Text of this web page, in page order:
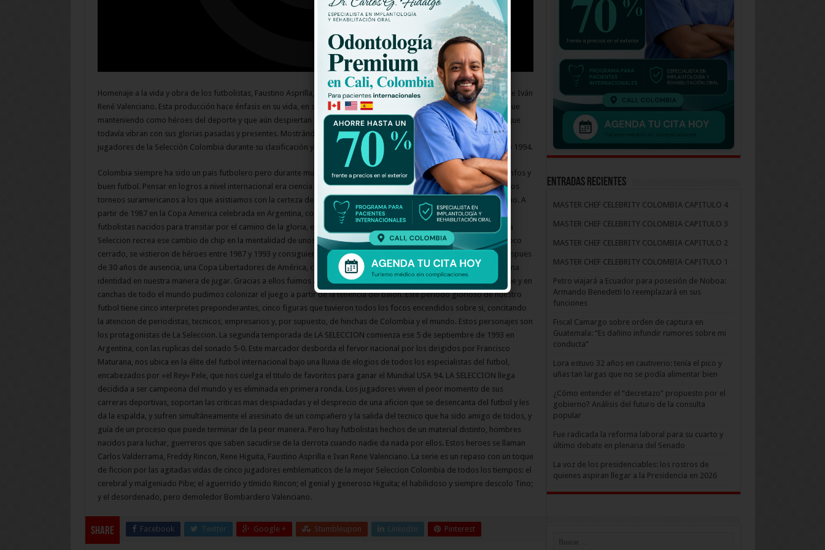
Homenaje a la vida y obra de los futbolistas, Faustino Asprilla, Carlos ‘El Pibe’ Valderrama, René Higuita, Freddy Rincón e Iván
René Valenciano. Esta producción hace énfasis en su vida, en sus amores, en sus familias, en toda la pasión que los sigue
manteniendo como héroes del deporte y que aún despiertan las más intensas emociones en todas las generaciones que
todavía vibran con sus glorias pasadas y presentes. ​Mostrándonos todas las situaciones que tuvieron que pasar los
jugadores de la Selección Colombia durante su clasificación y posterior participación en la Copa Mundial de Fútbol de 1994.
Colombia siempre ha sido un pais futbolero pero durante muchos años debió resignarse a tener mas afición que triunfos y
buen futbol. Pensar en logros a nivel internacional era ciencia ficción para nosotros. eramos un formalismo en todos los
torneos suramericanos a los que asistiamos con la certeza de que no ganariamos nada. Pero esa triste realidad cambio. A
partir de 1987 en la Copa America celebrada en Argentina, con Francisco Maturana como tecnico y con un grupo de
futbolistas nacidos para transitar por el camino de la gloria, el futbol colombiano fue épico y marco época. La serie La
Seleccion recrea ese cambio de chip en la mentalidad de unos hombres comunes y corrientes que, unidos como un poco
cerrado, se vistieron de héroes entre 1987 y 1993 y consiguieron lo que parecía imposible: el regreso a un mundial despues
de 30 años de ausencia, una Copa Libertadores de América, contratos para jugar en clubes europeos y, sobre todo, una
identidad en nuestra manera de jugar. Gracias a ellos fuimos admirados y reconocidos como el futbol del toque-toque y en
canchas de todo el mundo pudimos colonizar el juego a partir de la tenencia del balon. Este periodo glorioso de nuestro
futbol tiene cinco interpretes preponderantes, cinco figuras que tuvieron todos los focos encendidos sobre si, concitando
la atencion de periodistas, tecnicos, empresarios y, por supuesto, de hinchas de Colombia y el mundo. Estos personajes son
los protagonistas de La Seleccion. La segunda temporada de LA SELECCION comienza ese 5 de septiembre de 1993 en
Argentina, con las ruplicas del sonado 5-0. Este marcador desborda el fervor nacional por los dirigidos por Francisco
Maturana, nos ubica en la élite del futbol internacional bajo una lluvia de elogios de todos los especialistas del futbol,
encabezados por «el Rey» Pele, que nos cuelga el titulo de favoritos para ganar el Mundial USA 94. LA SELECCION llega
decidida a ser campeona del mundo y es eliminada en primera ronda. Los jugadores viven el peor momento de sus
carreras deportivas, soportan las criticas mas despiadadas y el desprecio de una aficion que se desencanta del futbol y les
da la espalda, y sufren simultáneamente el asesinato de un compañero y la salida del tecnico que ha sido amigo de todos, y
guía de un proceso que puede terminar de la peor manera. Pero hay futbolistas hechos de un material distinto, hombres
nacidos para luchar, guerreros que saben sacudirse de la derrota cuando nadie da nada por ellos. Estos heroes se llaman
Carlos Valderrama, Freddy Rincon, Rene Higuita, Faustino Asprilla e Ivan Rene Valenciano. La serie es un repaso con un toque
de ficcion por las agitadas vidas de cinco jugadores emblematicos de la mejor Seleccion Colombia de todos los tiempos: el
cerebral y malgeniado Pibe; el aguerrido y tímido Rincon; el genial y generoso Higuita; el habilidoso y siempre descolo Tino;
y el desordenado, pero demoledor Bombardero Valenciano.
Share Facebook Twitter Google + Stumbleupon LinkedIn Pinterest
Entradas recientes
MASTER CHEF CELEBRITY COLOMBIA CAPITULO 4
MASTER CHEF CELEBRITY COLOMBIA CAPITULO 3
MASTER CHEF CELEBRITY COLOMBIA CAPITULO 2
MASTER CHEF CELEBRITY COLOMBIA CAPITULO 1
Petro viajará a Ecuador para posesión de Noboa:
Armando Benedetti lo reemplazará en sus
funciones
Fiscal Camargo sobre orden de captura en
Guatemala: “Es dañino infundir rumores sobre mi
conducta”
Lora estuvo 32 años en cautiverio: tenía el pico y
uñas tan largas que no se podía alimentar bien
¿Cómo entender el “decretazo” propuesto por el
gobierno? Análisis del futuro de la consulta
popular
Fue radicada la reforma laboral para su cuarto y
último debate en plenaria del Senado
La voz de los presidenciables: los rostros de
quienes aspiran llegar a la Presidencia en 2026